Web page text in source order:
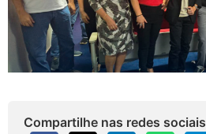
Compartilhe nas redes sociais